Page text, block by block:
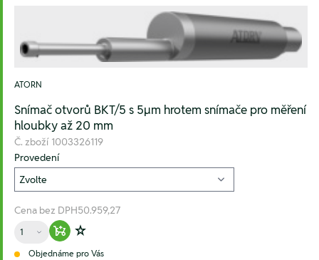
ATORN
Snímač otvorů BKT/5 s 5µm hrotem snímače pro měření
hloubky až 20 mm
Č. zboží 1003326119
Provedení
Cena bez DPH50.959,27
Množství
Warenkorb hinzufügen
Zur Wunschliste hinzufügen
Objednáme pro Vás